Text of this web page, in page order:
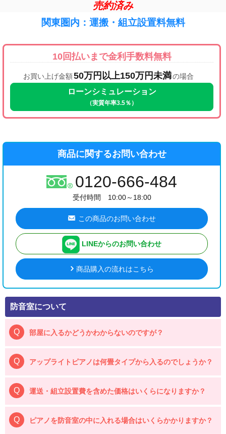
売約済み
関東圏内：運搬・組立設置料無料
10回払いまで金利手数料無料
お買い上げ金額50万円以上150万円未満の場合
ローンシミュレーション
（実質年率3.5％）
商品に関するお問い合わせ
0120-666-484
受付時間 10:00～18:00
この商品のお問い合わせ
LINEからのお問い合わせ
商品購入の流れはこちら
防音室について
部屋に入るかどうかわからないのですが？
アップライトピアノは何畳タイプから入るのでしょうか？
運送・組立設置費を含めた価格はいくらになりますか？
ピアノを防音室の中に入れる場合はいくらかかりますか？